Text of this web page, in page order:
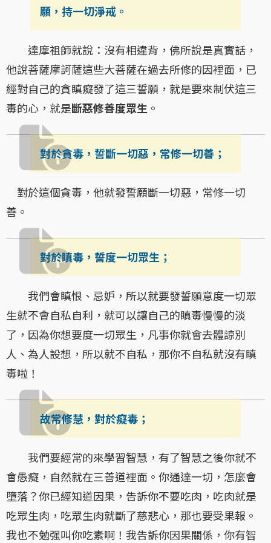
願，持一切淨戒。
達摩祖師就說：沒有相違背，佛所說是真實話，
他說菩薩摩訶薩這些大菩薩在過去所修的因裡面，已
經對自己的貪瞋癡發了這三誓願，就是要來制伏這三
毒的心，就是斷惡修善度眾生 。
對於貪毒，誓斷一切惡，常修一切善；
對於這個貪毒，他就發誓願斷一切惡，常修一切
善。
對於瞋毒，誓度一切眾生；
我們會瞋恨、忌妒，所以就要發誓願意度一切眾
生就不會自私自利，就可以讓自己的瞋毒慢慢的淡
了，因為你想要度一切眾生，凡事你就會去體諒別
人、為人設想，所以就不自私，那你不自私就沒有瞋
毒啦！
故常修慧，對於癡毒；
我們要經常的來學習智慧，有了智慧之後你就不
會愚癡，自然就在三善道裡面。你通達一切，怎麼會
墮落？你已經知道因果，告訴你不要吃肉，吃肉就是
吃眾生肉，吃眾生肉就斷了慈悲心，那也要受果報。
我也不勉强叫你吃素啊！我告訴你因果關係，你有智